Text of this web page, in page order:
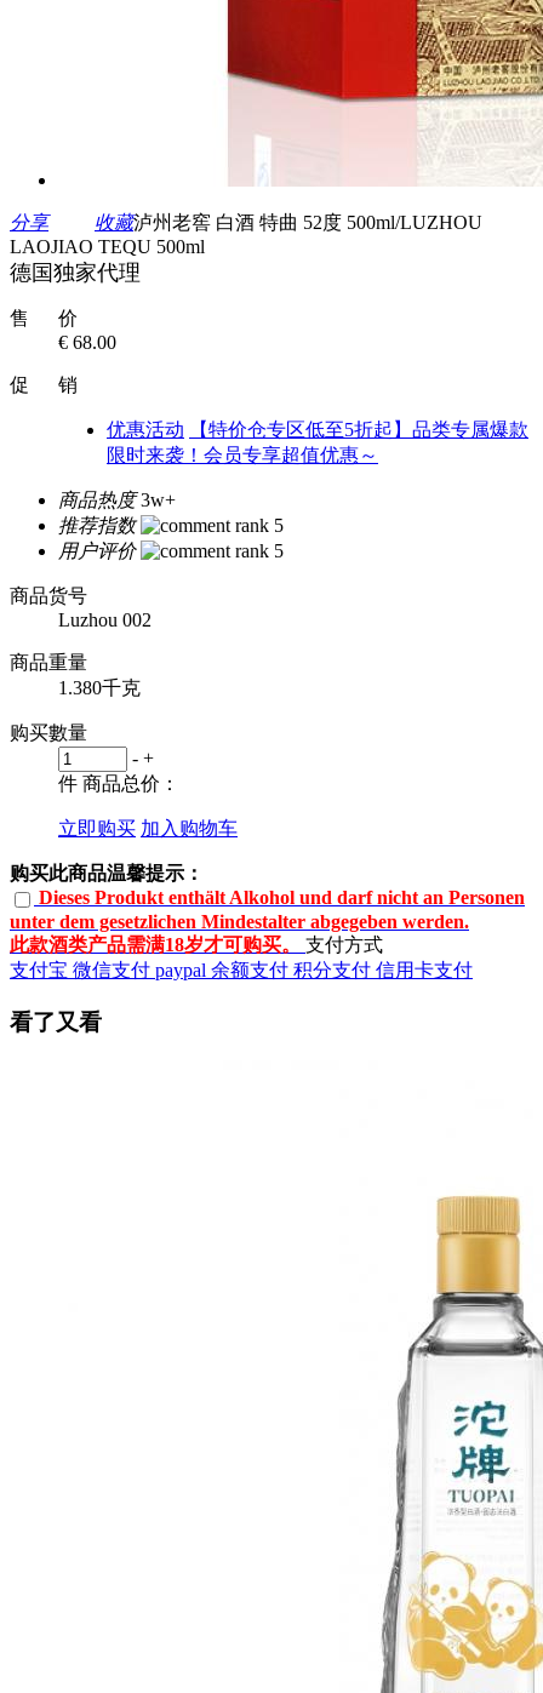
分享 收藏泸州老窖 白酒 特曲 52度 500ml/LUZHOU
LAOJIAO TEQU 500ml
德国独家代理
售 价
€ 68.00
促 销
优惠活动
【特价仓专区低至5折起】品类专属爆款
限时来袭！会员专享超值优惠～
商品热度 3w+
推荐指数
用户评价
商品货号
Luzhou 002
商品重量
1.380千克
购买數量
- +
件 商品总价：
立即购买 加入购物车
购买此商品温馨提示：
Dieses Produkt enthält Alkohol und darf nicht an Personen
unter dem gesetzlichen Mindestalter abgegeben werden.
此款酒类产品需满18岁才可购买。
支付方式
支付宝 微信支付 paypal 余额支付 积分支付 信用卡支付
看了又看